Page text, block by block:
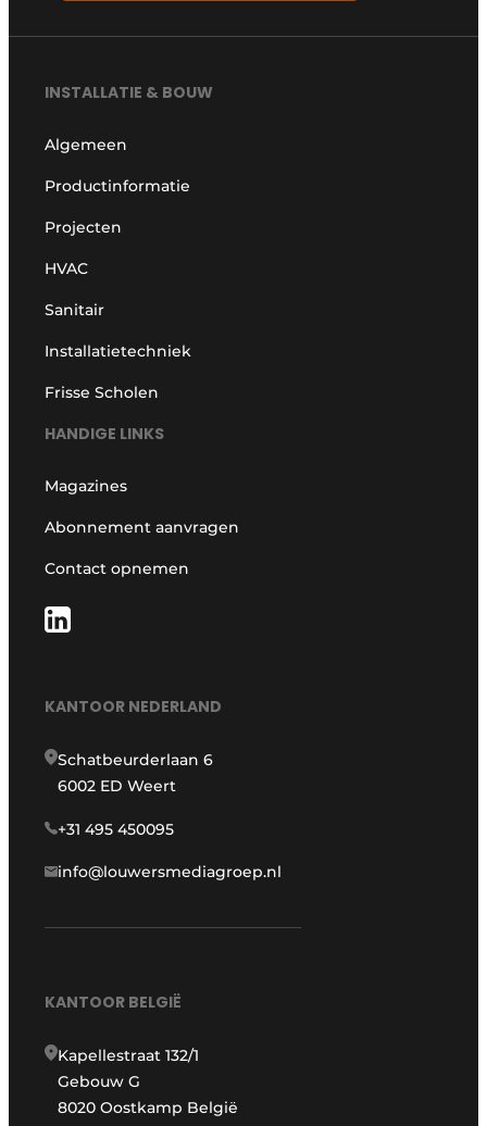
INSTALLATIE & BOUW
Algemeen
Productinformatie
Projecten
HVAC
Sanitair
Installatietechniek
Frisse Scholen
HANDIGE LINKS
Magazines
Abonnement aanvragen
Contact opnemen
KANTOOR NEDERLAND
Schatbeurderlaan 6
6002 ED Weert
+31 495 450095
info@louwersmediagroep.nl
KANTOOR BELGIË
Kapellestraat 132/1
Gebouw G
8020 Oostkamp België